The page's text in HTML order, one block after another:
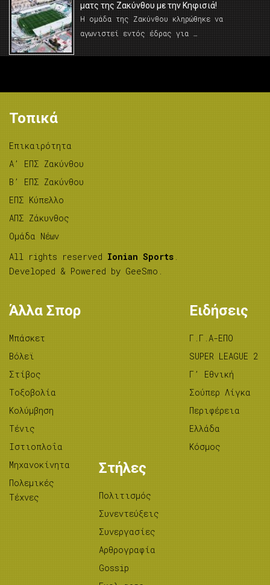
ματς της Ζακύνθου με την Κηφισιά!
Η ομάδα της Ζακύνθου κληρώθηκε να
αγωνιστεί εντός έδρας για …
Τοπικά
Επικαιρότητα
A’ ΕΠΣ Ζακύνθου
B’ ΕΠΣ Ζακύνθου
ΕΠΣ Κύπελλο
ΑΠΣ Ζάκυνθος
Ομάδα Νέων
All rights reserved Ionian Sports .
Developed & Powered by GeeSmo .
Άλλα Σπορ
Μπάσκετ
Βόλεϊ
Στίβος
Tοξοβολία
Κολύμβηση
Τένις
Ιστιοπλοΐα
Μηχανοκίνητα
Πολεμικές
Τέχνες
Ειδήσεις
Γ.Γ.Α-ΕΠΟ
SUPER LEAGUE 2
Γ’ Εθνική
Σούπερ Λίγκα
Περιφέρεια
Ελλάδα
Κόσμος
Στήλες
Πολιτισμός
Συνεντεύξεις
Συνεργασίες
Αρθρογραφία
Gossip